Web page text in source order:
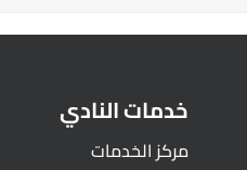
خدمات النادي
مركز الخدمات